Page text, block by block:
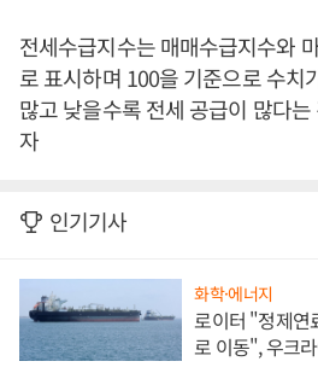
전세수급지수는 매매수급지수와
로 표시하며 100을 기준으로 수치
많고 낮을수록 전세 공급이 많다
자
인기기사
화학·에너지
로이터 "정제연
로 이동", 우크